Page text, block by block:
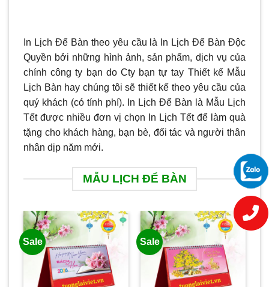
In Lịch Để Bàn theo yêu cầu là In Lịch Để Bàn Độc
Quyền bởi những hình ảnh, sản phẩm, dịch vụ của
chính công ty bạn do Cty bạn tự tay Thiết kế Mẫu
Lịch Bàn hay chúng tôi sẽ thiết kế theo yêu cầu của
quý khách (có tính phí). In Lịch Để Bàn là Mẫu Lịch
Tết được nhiều đơn vị chọn In Lịch Tết để làm quà
tặng cho khách hàng, bạn bè, đối tác và người thân
nhân dịp năm mới.
MẪU LỊCH ĐỂ BÀN
Sale Sale